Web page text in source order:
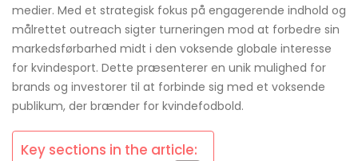
medier. Med et strategisk fokus på engagerende indhold og
målrettet outreach sigter turneringen mod at forbedre sin
markedsførbarhed midt i den voksende globale interesse
for kvindesport. Dette præsenterer en unik mulighed for
brands og investorer til at forbinde sig med et voksende
publikum, der brænder for kvindefodbold.
Key sections in the article: